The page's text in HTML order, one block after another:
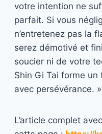
votre intention ne
parfait. Si vous
n’entretenez pas la
serez démotivé et
soucier ni de votre
Shin Gi Tai forme
avec persévérance. »
L’article complet